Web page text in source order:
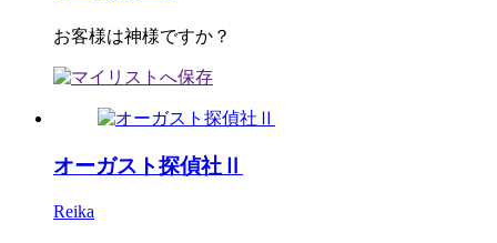
お客様は神様ですか？
オーガスト探偵社Ⅱ
Reika